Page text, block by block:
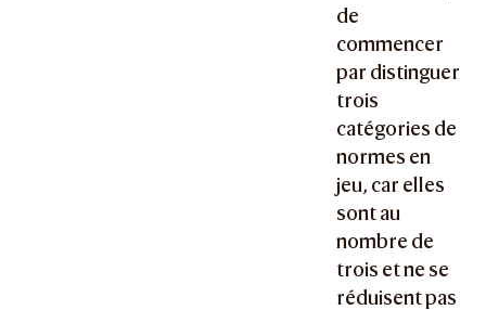
de
commencer
par distinguer
trois
catégories de
normes en
jeu, car elles
sont au
nombre de
trois et ne se
réduisent pas